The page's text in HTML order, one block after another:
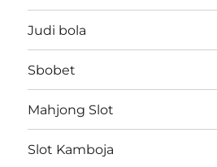
Judi bola
Sbobet
Mahjong Slot
Slot Kamboja